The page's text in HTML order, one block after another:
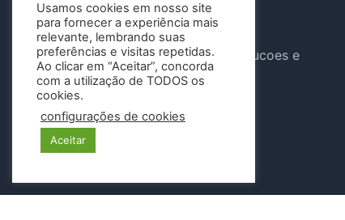
A Gevents atua sob o CNPJ
46.647.904/0001-04 , G e Solucoes e
Eventos LTDA
Siga-nos
Usamos cookies em nosso site
para fornecer a experiência mais
relevante, lembrando suas
preferências e visitas repetidas.
Ao clicar em “Aceitar”, concorda
com a utilização de TODOS os
cookies.
configurações de cookies
Aceitar